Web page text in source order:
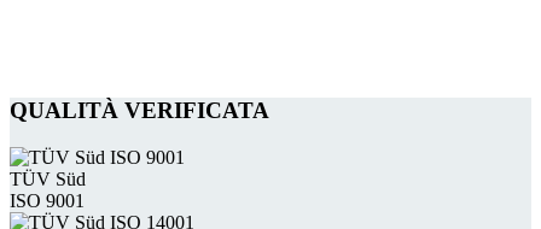
QUALITÀ VERIFICATA
TÜV Süd
ISO 9001